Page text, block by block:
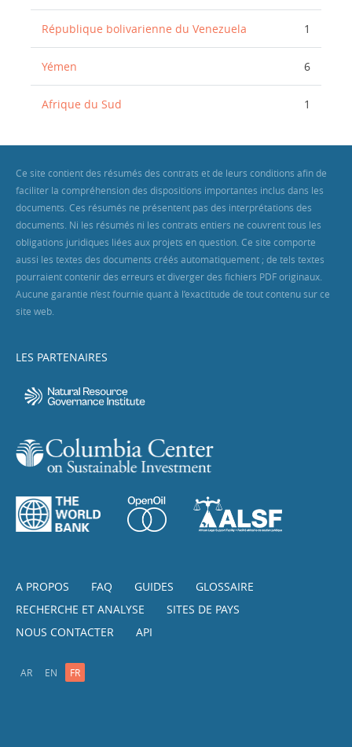
République bolivarienne du Venezuela 1
Yémen 6
Afrique du Sud 1
Ce site contient des résumés des contrats et de leurs conditions afin de
faciliter la compréhension des dispositions importantes inclus dans les
documents. Ces résumés ne présentent pas des interprétations des
documents. Ni les résumés ni les contrats entiers ne couvrent tous les
obligations juridiques liées aux projets en question. Ce site comporte
aussi les textes des documents créés automatiquement ; de tels textes
pourraient contenir des erreurs et diverger des fichiers PDF originaux.
Aucune garantie n’est fournie quant à l’exactitude de tout contenu sur ce
site web.
LES PARTENAIRES
A PROPOS FAQ GUIDES
GLOSSAIRE
RECHERCHE ET ANALYSE
SITES DE PAYS
NOUS CONTACTER
API
AR EN FR